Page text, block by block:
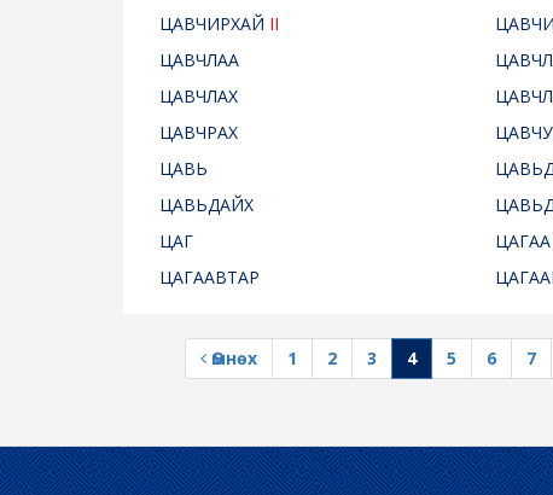
ЦАВЧИРХАЙ II
ЦАВЧЛАА
ЦАВЧЛАХ
ЦАВЧРАХ
ЦАВЬ
ЦАВЬДАЙХ
ЦАГ
ЦАГАА
ЦАГААВТАР
Өмнөх 1 2 3 4 5 6 7